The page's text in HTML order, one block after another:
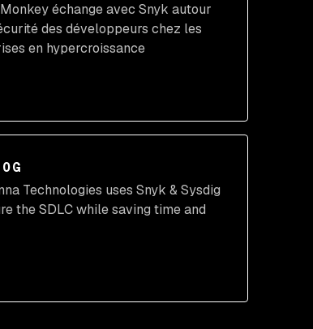
échange avec Snyk autour
des développeurs chez les
en hypercroissance
Technologies uses Snyk & Sysdig
the SDLC while saving time and